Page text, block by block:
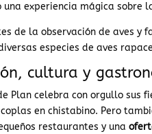
una experiencia mágica sobre
de la observación de aves y
especies de aves
cultura y
Plan celebra con orgullo
en chistabino. Pero
restaurantes y una